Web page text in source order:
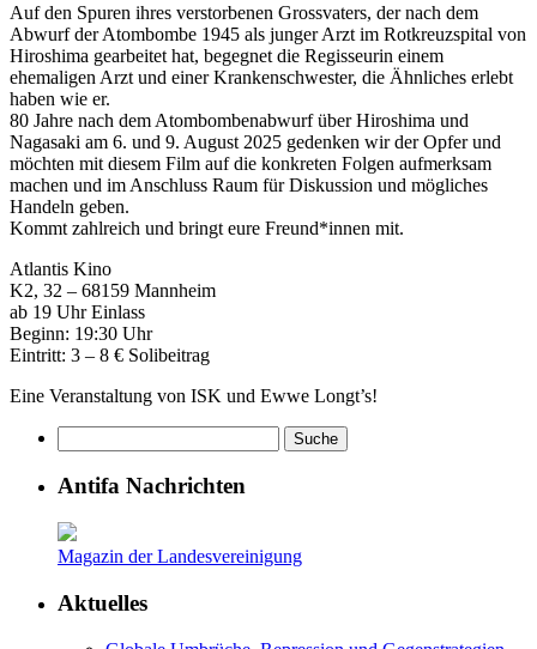
Auf den Spuren ihres verstorbenen Grossvaters, der nach dem
Abwurf der Atombombe 1945 als junger Arzt im Rotkreuzspital von
Hiroshima gearbeitet hat, begegnet die Regisseurin einem
ehemaligen Arzt und einer Krankenschwester, die Ähnliches erlebt
haben wie er.
80 Jahre nach dem Atombombenabwurf über Hiroshima und
Nagasaki am 6. und 9. August 2025 gedenken wir der Opfer und
möchten mit diesem Film auf die konkreten Folgen aufmerksam
machen und im Anschluss Raum für Diskussion und mögliches
Handeln geben.
Kommt zahlreich und bringt eure Freund*innen mit.
Atlantis Kino
K2, 32 – 68159 Mannheim
ab 19 Uhr Einlass
Beginn: 19:30 Uhr
Eintritt: 3 – 8 € Solibeitrag
Eine Veranstaltung von ISK und Ewwe Longt’s!
Antifa Nachrichten
Magazin der Landesvereinigung
Aktuelles